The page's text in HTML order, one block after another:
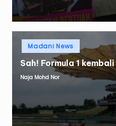
Posted
Madani News
Sah! Formula 1
Posted
Naja Mohd Nor